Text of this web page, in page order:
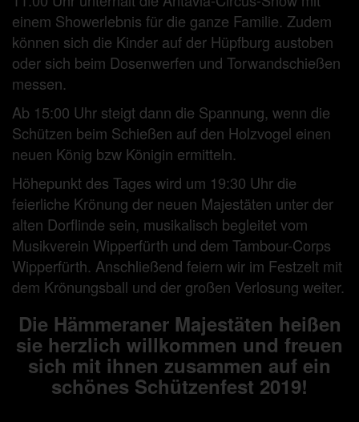
einem Showerlebnis für die ganze Familie. Zudem
können sich die Kinder auf der Hüpfburg austoben
oder sich beim Dosenwerfen und Torwandschießen
messen.
Ab 15:00 Uhr steigt dann die Spannung, wenn die
Schützen beim Schießen auf den Holzvogel einen
neuen König bzw Königin ermitteln.
Höhepunkt des Tages wird um 19:30 Uhr die
feierliche Krönung der neuen Majestäten unter der
alten Dorflinde sein, musikalisch begleitet vom
Musikverein Wipperfürth und dem Tambour-Corps
Wipperfürth. Anschließend feiern wir im Festzelt mit
dem Krönungsball und der großen Verlosung weiter.
Die Hämmeraner Majestäten heißen
sie herzlich willkommen und freuen
sich mit ihnen zusammen auf ein
schönes Schützenfest 2019!